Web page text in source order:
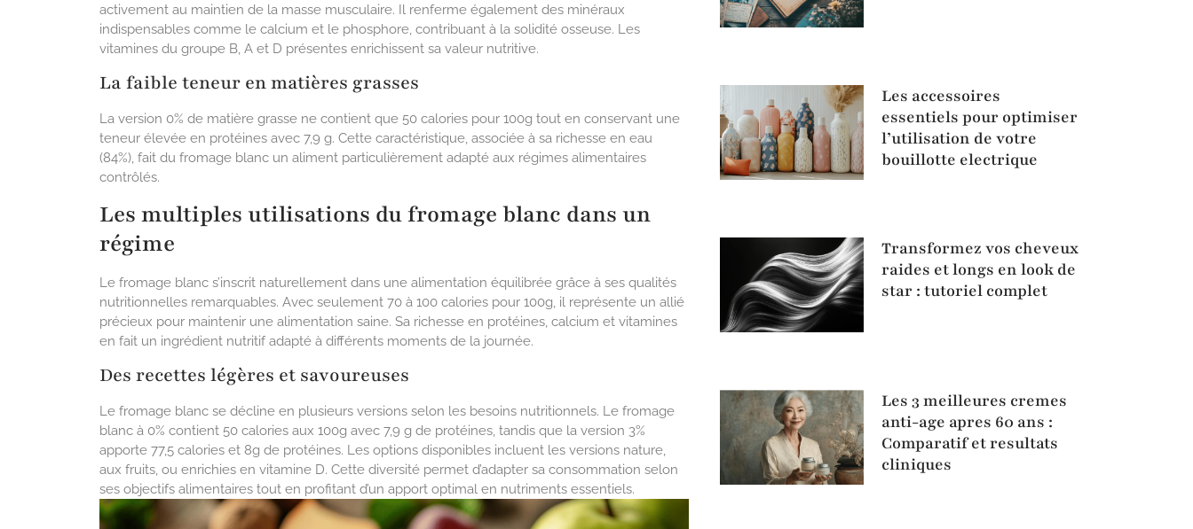
activement au maintien de la masse musculaire. Il renferme également des minéraux
indispensables comme le calcium et le phosphore, contribuant à la solidité osseuse. Les
vitamines du groupe B, A et D présentes enrichissent sa valeur nutritive.
La faible teneur en matières grasses
La version 0% de matière grasse ne contient que 50 calories pour 100g tout en conservant une
teneur élevée en protéines avec 7,9 g. Cette caractéristique, associée à sa richesse en eau
(84%), fait du fromage blanc un aliment particulièrement adapté aux régimes alimentaires
contrôlés.
Les multiples utilisations du fromage blanc dans un
régime
Le fromage blanc s’inscrit naturellement dans une alimentation équilibrée grâce à ses qualités
nutritionnelles remarquables. Avec seulement 70 à 100 calories pour 100g, il représente un allié
précieux pour maintenir une alimentation saine. Sa richesse en protéines, calcium et vitamines
en fait un ingrédient nutritif adapté à différents moments de la journée.
Des recettes légères et savoureuses
Le fromage blanc se décline en plusieurs versions selon les besoins nutritionnels. Le fromage
blanc à 0% contient 50 calories aux 100g avec 7,9 g de protéines, tandis que la version 3%
apporte 77,5 calories et 8g de protéines. Les options disponibles incluent les versions nature,
aux fruits, ou enrichies en vitamine D. Cette diversité permet d’adapter sa consommation selon
ses objectifs alimentaires tout en profitant d’un apport optimal en nutriments essentiels.
Les accessoires
essentiels pour optimiser
l’utilisation de votre
bouillotte electrique
Transformez vos cheveux
raides et longs en look de
star : tutoriel complet
Les 3 meilleures cremes
anti-age apres 60 ans :
Comparatif et resultats
cliniques